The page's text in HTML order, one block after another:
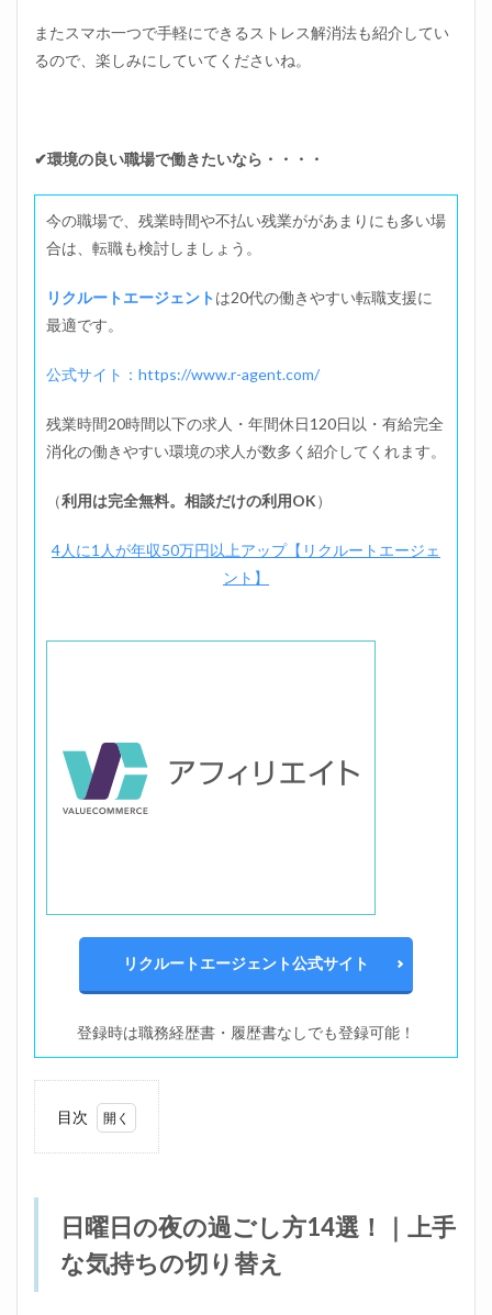
またスマホ一つで手軽にできるストレス解消法も紹介してい
るので、楽しみにしていてくださいね。
✔環境の良い職場で働きたいなら・・・・
今の職場で、残業時間や不払い残業ががあまりにも多い場
合は、転職も検討しましょう。
リクルートエージェントは20代の働きやすい転職支援に
最適です。
公式サイト：https://www.r-agent.com/
残業時間20時間以下の求人・年間休日120日以・有給完全
消化の働きやすい環境の求人が数多く紹介してくれます。
（利用は完全無料。相談だけの利用OK）
4人に1人が年収50万円以上アップ【リクルートエージェ
ント】
リクルートエージェント公式サイト
登録時は職務経歴書・履歴書なしでも登録可能！
目次
過ご
14
日曜日の夜の過ごし方14選！｜上手
な気持ちの切り替え